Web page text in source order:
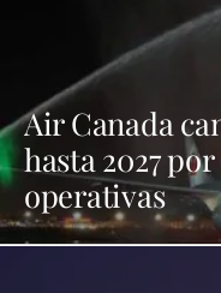
Air Canada
hasta 2027
operativas